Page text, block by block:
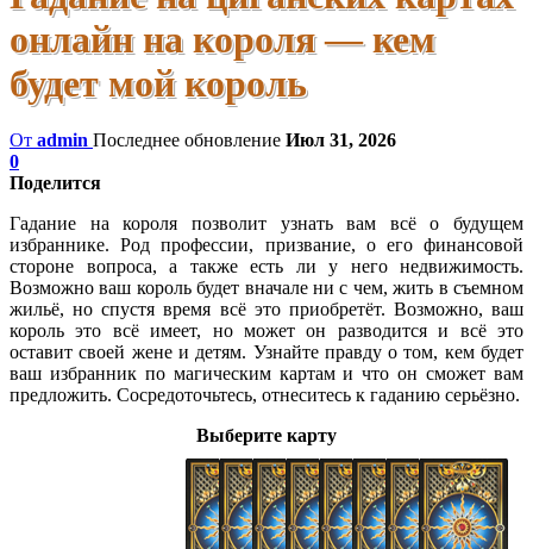
онлайн на короля — кем
будет мой король
От admin Последнее обновление Июл 31, 2026
0
Поделится
Гадание на короля позволит узнать вам всё о будущем
избраннике. Род профессии, призвание, о его финансовой
стороне вопроса, а также есть ли у него недвижимость.
Возможно ваш король будет вначале ни с чем, жить в съемном
жильё, но спустя время всё это приобретёт. Возможно, ваш
король это всё имеет, но может он разводится и всё это
оставит своей жене и детям. Узнайте правду о том, кем будет
ваш избранник по магическим картам и что он сможет вам
предложить. Сосредоточьтесь, отнеситесь к гаданию серьёзно.
Выберите карту